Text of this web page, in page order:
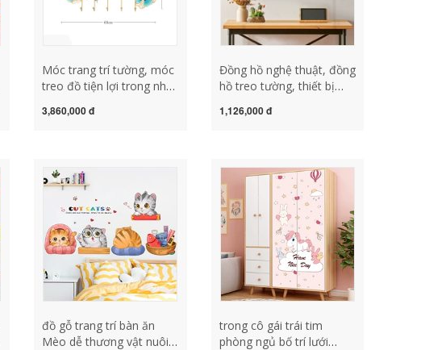
Móc trang trí tường, móc
treo đồ tiện lợi trong nhà
3,860,000 đ
Đồng hồ nghệ thuật, đồng
hồ treo tường, thiết bị
1,126,000 đ
đồ gỗ trang trí bàn ăn
Mèo dễ thương vật nuôi
trong cô gái trái tim
phòng ngủ bố trí lưới